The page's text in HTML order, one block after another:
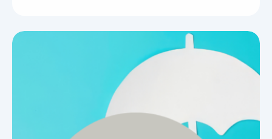
momentos con otros requiere